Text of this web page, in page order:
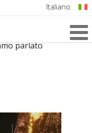
Italiano
parlato